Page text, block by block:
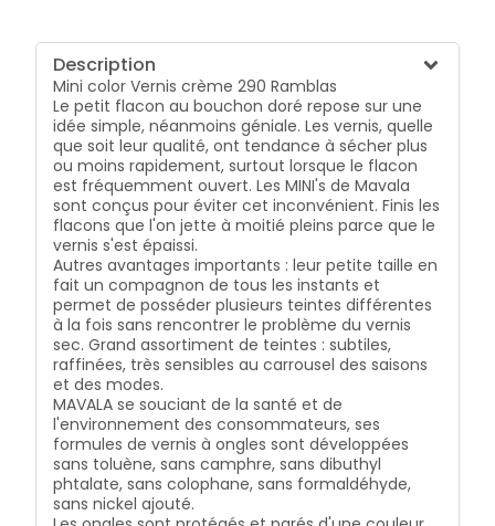
Description
Mini color Vernis crème 290 Ramblas
Le petit flacon au bouchon doré repose sur une
idée simple, néanmoins géniale. Les vernis, quelle
que soit leur qualité, ont tendance à sécher plus
ou moins rapidement, surtout lorsque le flacon
est fréquemment ouvert. Les MINI's de Mavala
sont conçus pour éviter cet inconvénient. Finis les
flacons que l'on jette à moitié pleins parce que le
vernis s'est épaissi.
Autres avantages importants : leur petite taille en
fait un compagnon de tous les instants et
permet de posséder plusieurs teintes différentes
à la fois sans rencontrer le problème du vernis
sec. Grand assortiment de teintes : subtiles,
raffinées, très sensibles au carrousel des saisons
et des modes.
MAVALA se souciant de la santé et de
l'environnement des consommateurs, ses
formules de vernis à ongles sont développées
sans toluène, sans camphre, sans dibuthyl
phtalate, sans colophane, sans formaldéhyde,
sans nickel ajouté.